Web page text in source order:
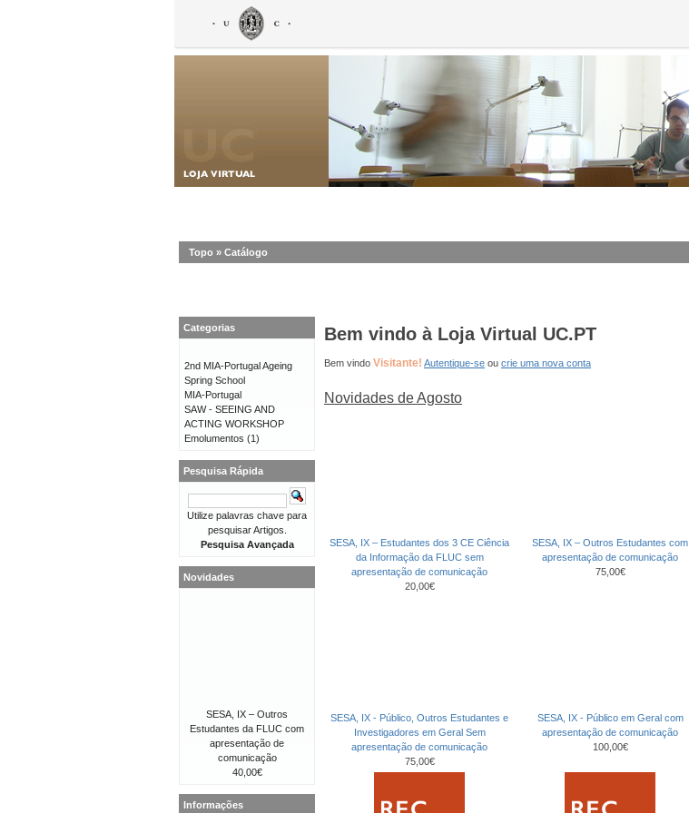
Topo » Catálogo
Bem vindo à Loja Virtual UC.PT
Bem vindo Visitante! Autentique-se ou crie uma nova conta
Novidades de Agosto
SESA, IX – Estudantes dos 3 CE Ciência
da Informação da FLUC sem
apresentação de comunicação
20,00€
SESA, IX – Outros Estudantes com
apresentação de comunicação
75,00€
SESA, IX - Público, Outros Estudantes e
Investigadores em Geral Sem
apresentação de comunicação
75,00€
SESA, IX - Público em Geral com
apresentação de comunicação
100,00€
Categorias
2nd MIA-Portugal Ageing
Spring School
MIA-Portugal
SAW - SEEING AND
ACTING WORKSHOP
Emolumentos (1)
Pesquisa Rápida
Utilize palavras chave para
pesquisar Artigos.
Pesquisa Avançada
Novidades
SESA, IX – Outros
Estudantes da FLUC com
apresentação de
comunicação
40,00€
Informações